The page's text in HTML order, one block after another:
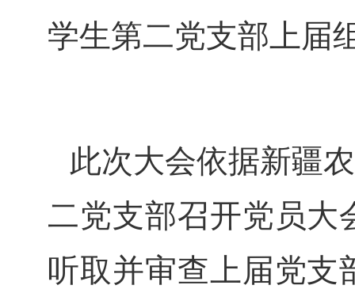
学生第二党支部上届
此次大会依据新疆
二党支部召开党员大
听取并审查上届党支